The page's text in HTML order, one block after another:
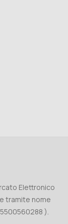
Elettronico
tramite nome
).